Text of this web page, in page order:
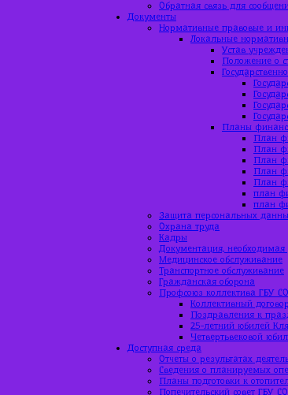
Обратная связь для
Документы
Нормативные правовые и
Локальные
Устав
Положение о
Планы
План
План
План
План
План
план
план
Защита персональных
Охрана труда
Кадры
Документация,
Медицинское обслуживание
Транспортное обслуживание
Гражданская оборона
Профсоюз коллектива ГБУ
Коллективный
Поздравления к
25-летний юбилей
Четвертьвековой
Доступная среда
Отчеты о результатах
Сведения о планируемых
Планы подготовки к
Попечительский совет ГБУ